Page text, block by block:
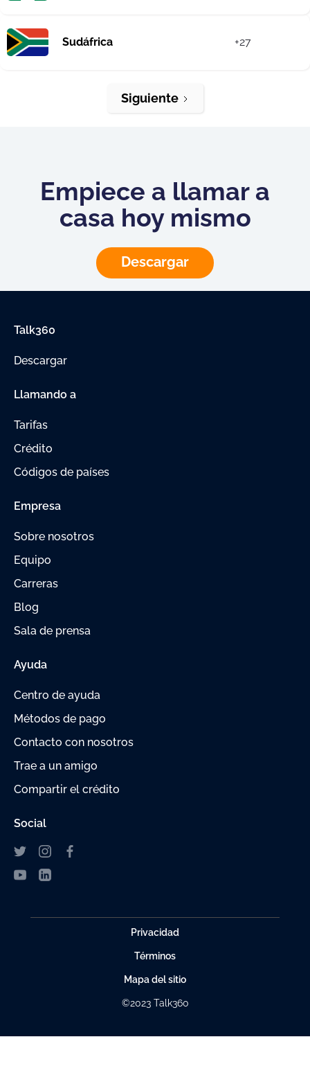
Sudáfrica +27
Siguiente
Empiece a llamar a
casa hoy mismo
Descargar
Talk360
Descargar
Llamando a
Tarifas
Crédito
Códigos de países
Empresa
Sobre nosotros
Equipo
Carreras
Blog
Sala de prensa
Ayuda
Centro de ayuda
Métodos de pago
Contacto con nosotros
Trae a un amigo
Compartir el crédito
Social
Privacidad
Términos
Mapa del sitio
©2023 Talk360